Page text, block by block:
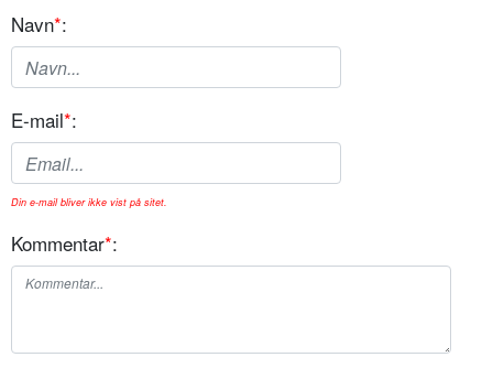
Navn*:
E-mail*:
Din e-mail bliver ikke vist på sitet.
Kommentar*: